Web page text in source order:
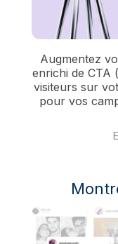
Augmentez
enrichi de CTA
visiteurs sur
pour vos